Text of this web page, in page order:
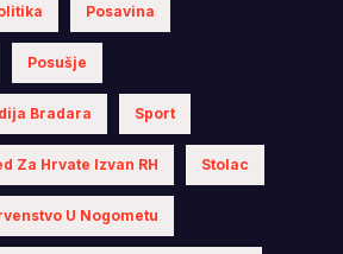
Posavina
Posušje
Bradara Sport
Za Hrvate Izvan RH Stolac
U Nogometu